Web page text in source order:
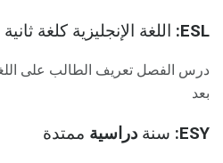
ESL: اللغة الإنجليزية كلغة ثانية
درس الفصل تعريف الطالب على اللغة
بعد
ESY: سنة دراسية ممتدة